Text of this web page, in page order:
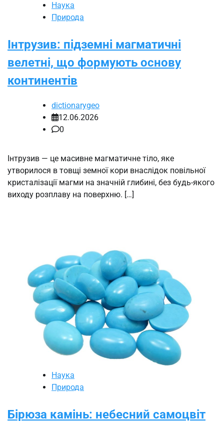
Наука
Природа
Інтрузив: підземні магматичні
велетні, що формують основу
континентів
dictionarygeo
12.06.2026
0
Інтрузив — це масивне магматичне тіло, яке
утворилося в товщі земної кори внаслідок повільної
кристалізації магми на значній глибині, без будь-якого
виходу розплаву на поверхню. […]
Наука
Природа
Бірюза камінь: небесний самоцвіт